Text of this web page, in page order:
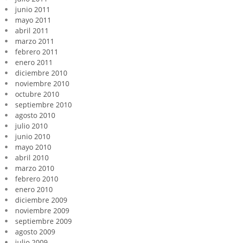
junio 2011
mayo 2011
abril 2011
marzo 2011
febrero 2011
enero 2011
diciembre 2010
noviembre 2010
octubre 2010
septiembre 2010
agosto 2010
julio 2010
junio 2010
mayo 2010
abril 2010
marzo 2010
febrero 2010
enero 2010
diciembre 2009
noviembre 2009
septiembre 2009
agosto 2009